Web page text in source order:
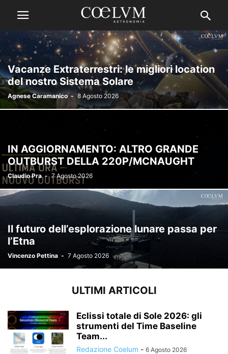
Vacanze Extraterrestri: le migliori location
del nostro Sistema Solare
Agnese Caramanico - 8 Agosto 2026
IN AGGIORNAMENTO: ALTRO GRANDE
OUTBURST DELLA 220P/MCNAUGHT
Claudio Pra - 7 Agosto 2026
Il futuro dell’esplorazione lunare passa per
l’Etna
Vincenzo Pettina - 7 Agosto 2026
ULTIMI ARTICOLI
Eclissi totale di Sole 2026: gli
strumenti del Time Baseline
Team...
Redazione Coelum - 6 Agosto 2026